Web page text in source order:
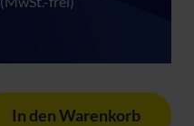
In den Warenkorb